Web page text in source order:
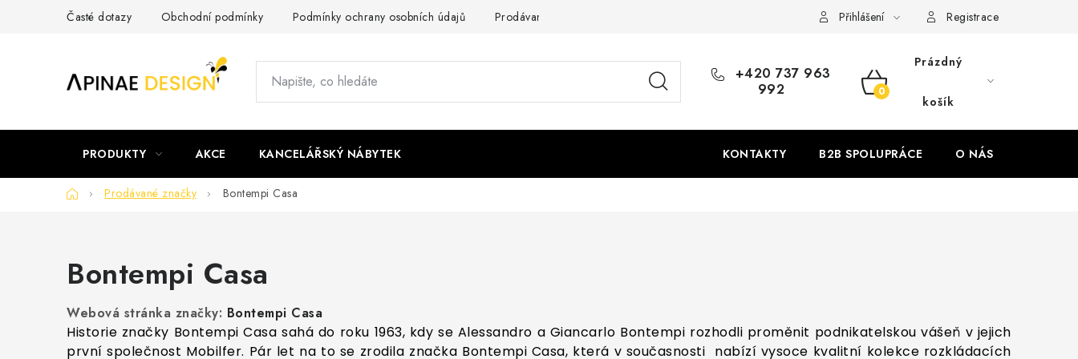
Časté dotazy Obchodní podmínky Podmínky ochrany osobních údajů Prodávané značky Přihlášení Registrace
+420 737 963
992
NÁKUPNÍ
KOŠÍK
Prázdný
košík
PRODUKTY AKCE KANCELÁŘSKÝ NÁBYTEK KONTAKTY B2B SPOLUPRÁCE O NÁS
DomůProdávané značky Bontempi Casa
Bontempi Casa
Webová stránka značky: Bontempi Casa
Historie značky Bontempi Casa sahá do roku 1963, kdy se Alessandro a Giancarlo Bontempi rozhodli proměnit podnikatelskou vášeň v jejich
první společnost Mobilfer. Pár let na to se zrodila značka Bontempi Casa, která v současnosti nabízí vysoce kvalitní kolekce rozkládacích